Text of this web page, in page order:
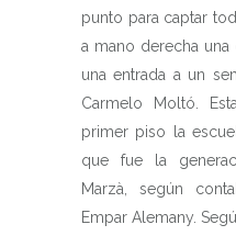
punto para captar
a mano derecha una
una entrada a un
Carmelo Moltó.
primer piso la
que fue la
Marzà, según
Empar Alemany.